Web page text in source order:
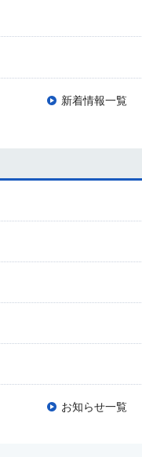
新着情報一覧
お知らせ一覧